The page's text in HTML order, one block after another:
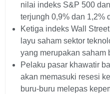
nilai indeks S&P 500
terjungh 0,9% dan 1,2%
Ketiga indeks Wall
layu saham sektor
yang merupakan saham
Pelaku pasar khawatir
akan memasuki resesi
buru-buru melepas